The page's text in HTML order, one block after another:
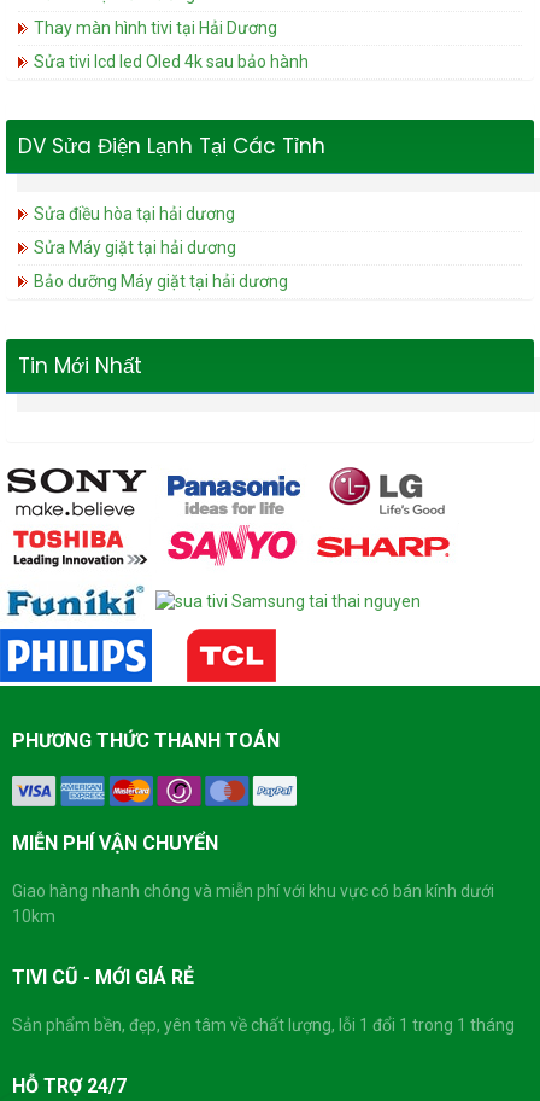
Thay màn hình tivi tại Hải Dương
Sửa tivi lcd led Oled 4k sau bảo hành
DV Sửa Điện Lạnh Tại Các Tỉnh
Sửa điều hòa tại hải dương
Sửa Máy giặt tại hải dương
Bảo dưỡng Máy giặt tại hải dương
Tin Mới Nhất
PHƯƠNG THỨC THANH TOÁN
MIỄN PHÍ VẬN CHUYỂN
Giao hàng nhanh chóng và miễn phí với khu vực có bán kính dưới
10km
TIVI CŨ - MỚI GIÁ RẺ
Sản phẩm bền, đẹp, yên tâm về chất lượng, lỗi 1 đổi 1 trong 1 tháng
HỖ TRỢ 24/7